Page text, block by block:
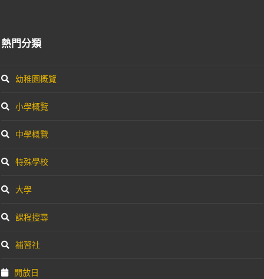
熱門分類
幼稚園概覽
小學概覽
中學概覽
特殊學校
大學
課程搜尋
補習社
開放日